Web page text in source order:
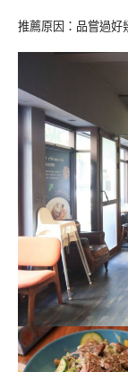
推薦原因：品嘗過好